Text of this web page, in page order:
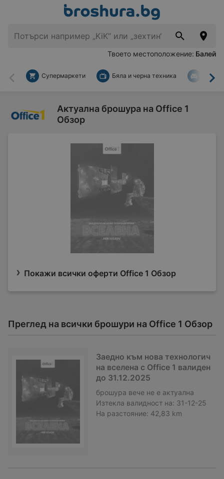
Твоето местоположение: Балей
Назад
Супермаркети Бяла и черна техника За
Актуална брошура на Office 1
Обзор
Покажи всички оферти Office 1 Обзор
Преглед на всички брошури на Office 1 Обзор
Заедно към нова технологич
на вселена с Office 1 валиден
до 31.12.2025
брошура вече не е актуална
Изтекла валидност на: 31-12-25
На разстояние: 42,83 km